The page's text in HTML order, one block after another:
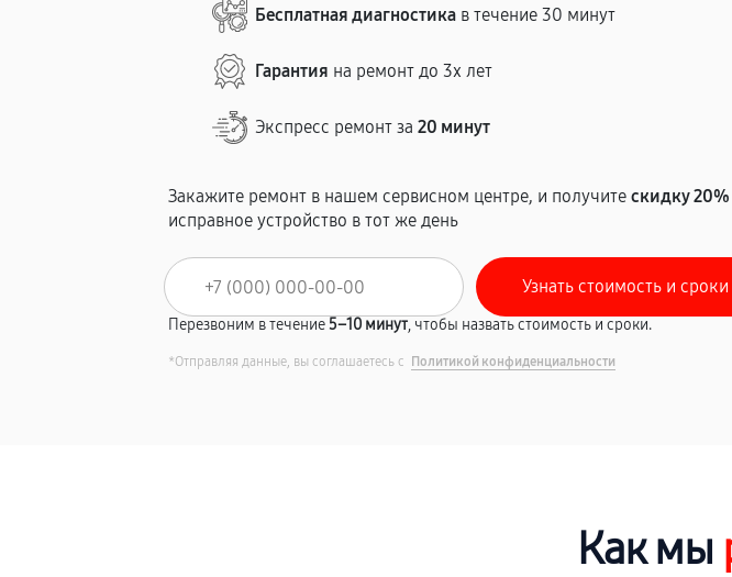
Бесплатная диагностика в течение 30 минут
Гарантия на ремонт до 3х лет
Экспресс ремонт за20 минут
Закажите ремонт в нашем сервисном центре, и получитескидку 20%
исправное устройство в тот же день
Перезвоним в течение5–10 минут, чтобы назвать стоимость и сроки.
*Отправляя данные, вы соглашаетесь с Политикой конфиденциальности
Как мы